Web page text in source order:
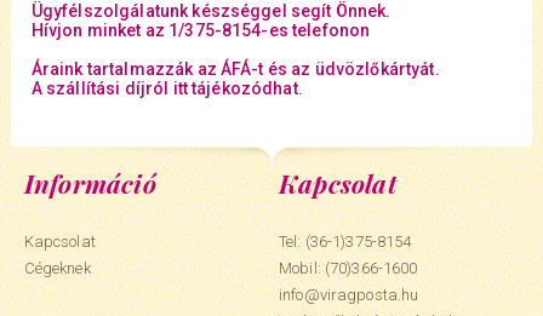
Ügyfélszolgálatunk készséggel segít Önnek.
Hívjon minket az 1/375-8154-es telefonon
Áraink tartalmazzák az ÁFÁ-t és az üdvözlőkártyát.
A szállítási díjról itt tájékozódhat.
Információ
Kapcsolat
Cégeknek
Kapcsolat
Tel: (36-1)375-8154
Mobil:(70)366-1600
info@viragposta.hu